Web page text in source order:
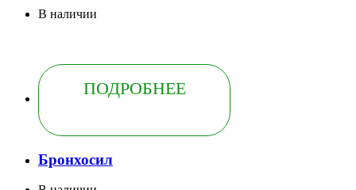
В наличии
ПОДРОБНЕЕ
Бронхосил